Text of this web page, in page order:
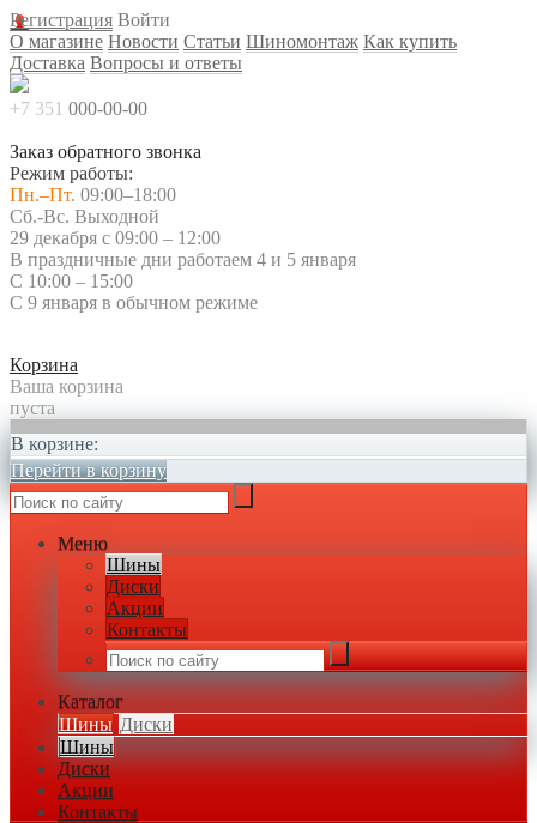
Регистрация Войти
О магазине Новости Статьи Шиномонтаж Как купить
Доставка Вопросы и ответы
+7 351 000-00-00
Заказ обратного звонка
Режим работы:
Пн.–Пт. 09:00–18:00
Сб.-Вс. Выходной
29 декабря с 09:00 – 12:00
В праздничные дни работаем 4 и 5 января
С 10:00 – 15:00
С 9 января в обычном режиме
Корзина
Ваша корзина
пуста
В корзине:
Перейти в корзину
Меню
Шины
Диски
Акции
Контакты
Каталог
Шины Диски
Шины
Диски
Акции
Контакты